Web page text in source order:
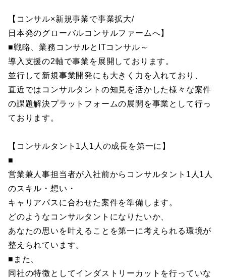
【コンサル×新規事業で事業拡大/
日本発のグローバルコンサルファームへ】
■戦略、業務コンサルとITコンサル～
導入支援の2軸で事業を展開しております。
並行して新規事業開発にも大きく力を入れており、
直近ではコンサルタントの知見を活かした様々な案件
の課題解決プラットフォームの展開を事業として行っ
ております。
【コンサルタント1人1人の成長を第一に】
■
営業兼人事担当者が入社前からコンサルタント1人1人
のスキル・想い・
キャリアパスに合わせた案件を準備します。
どのようなコンサルタントになりたいか、
あなたの思いを叶えることを第一に考えられる環境が
整えられています。
■また、
同社の特徴としてインダストリーカットを行っていな